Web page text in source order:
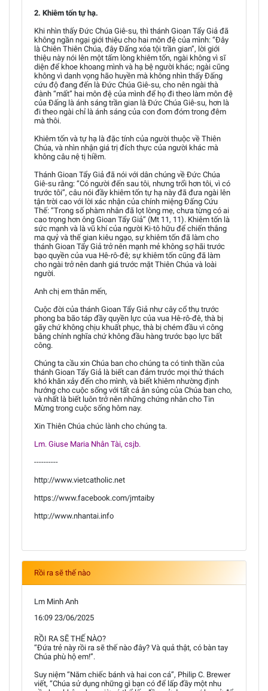
2. Khiêm tốn tự hạ.
Khi nhìn thấy Đức Chúa Giê-su, thì thánh Gioan Tẩy Giả đã
không ngần ngại giới thiệu cho hai môn đệ của mình: “Đây
là Chiên Thiên Chúa, đây Đấng xóa tội trần gian”, lời giới
thiệu này nói lên một tấm lòng khiêm tốn, ngài không vì sĩ
diện để khoe khoang mình và hạ bệ người khác; ngài cũng
không vì danh vọng hão huyền mà không nhìn thấy Đấng
cứu độ đang đến là Đức Chúa Giê-su, cho nên ngài thà
đành “mất” hai môn đệ của mình để họ đi theo làm môn đệ
của Đấng là ánh sáng trần gian là Đức Chúa Giê-su, hơn là
đi theo ngài chỉ là ánh sáng của con đom đóm trong đêm
mà thôi.
Khiêm tốn và tự hạ là đặc tính của người thuộc về Thiên
Chúa, và nhìn nhận giá trị đích thực của người khác mà
không câu nệ tị hiềm.
Thánh Gioan Tẩy Giả đã nói với dân chúng về Đức Chúa
Giê-su rằng: “Có người đến sau tôi, nhưng trổi hơn tôi, vì có
trước tôi”, câu nói đầy khiêm tốn tự hạ này đã đưa ngài lên
tận trời cao với lời xác nhận của chính miệng Đấng Cứu
Thế: “Trong số phàm nhân đã lọt lòng mẹ, chưa từng có ai
cao trọng hơn ông Gioan Tẩy Giả” (Mt 11, 11). Khiêm tốn là
sức mạnh và là vũ khí của người Ki-tô hữu để chiến thắng
ma quỷ và thế gian kiêu ngạo, sự khiêm tốn đã làm cho
thánh Gioan Tẩy Giả trở nên mạnh mẻ không sợ hãi trước
bạo quyền của vua Hê-rô-đê; sự khiêm tốn cũng đã làm
cho ngài trở nên danh giá trước mặt Thiên Chúa và loài
người.
Anh chị em thân mến,
Cuộc đời của thánh Gioan Tẩy Giả như cây cổ thụ trước
phong ba bão táp đầy quyền lực của vua Hê-rô-đê, thà bị
gãy chứ không chịu khuất phục, thà bị chém đầu vì công
bằng chính nghĩa chứ không đầu hàng trước bạo lực bất
công.
Chúng ta cầu xin Chúa ban cho chúng ta có tinh thần của
thánh Gioan Tẩy Giả là biết can đảm trước mọi thử thách
khó khăn xảy đến cho mình, và biết khiêm nhường định
hướng cho cuộc sống với tất cả ân sủng của Chúa ban cho,
và nhất là biết luôn trở nên những chứng nhân cho Tin
Mừng trong cuộc sống hôm nay.
Xin Thiên Chúa chúc lành cho chúng ta.
Lm. Giuse Maria Nhân Tài, csjb.
----------
http://www.vietcatholic.net
https://www.facebook.com/jmtaiby
http://www.nhantai.info
Rồi ra sẽ thế nào
Lm Minh Anh
16:09 23/06/2025
RỒI RA SẼ THẾ NÀO?
“Đứa trẻ này rồi ra sẽ thế nào đây? Và quả thật, có bàn tay
Chúa phù hộ em!”.
Suy niệm “Năm chiếc bánh và hai con cá”, Philip C. Brewer
viết, “Chúa sử dụng những gì bạn có để lấp đầy một nhu